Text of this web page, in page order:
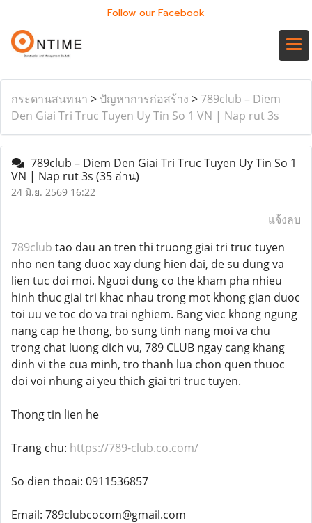
Follow our Facebook
กระดานสนทนา > ปัญหาการก่อสร้าง >789club – Diem
Den Giai Tri Truc Tuyen Uy Tin So 1 VN | Nap rut 3s
789club – Diem Den Giai Tri Truc Tuyen Uy Tin So 1
VN | Nap rut 3s (35 อ่าน)
24 มิ.ย. 2569 16:22
แจ้งลบ
789club tao dau an tren thi truong giai tri truc tuyen
nho nen tang duoc xay dung hien dai, de su dung va
lien tuc doi moi. Nguoi dung co the kham pha nhieu
hinh thuc giai tri khac nhau trong mot khong gian duoc
toi uu ve toc do va trai nghiem. Bang viec khong ngung
nang cap he thong, bo sung tinh nang moi va chu
trong chat luong dich vu, 789 CLUB ngay cang khang
dinh vi the cua minh, tro thanh lua chon quen thuoc
doi voi nhung ai yeu thich giai tri truc tuyen.
Thong tin lien he
Trang chu: https://789-club.co.com/
So dien thoai: 0911536857
Email: 789clubcocom@gmail.com